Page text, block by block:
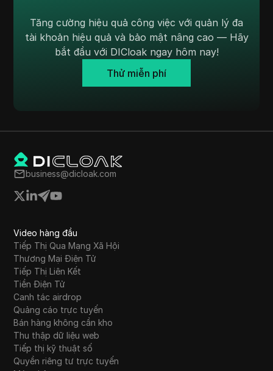
Venmo
Vimeo
WeChat
Western Union
WhatsApp Business
Wish
Yahoo Gemini
YouTube
YouTube Premium
Zalando
Zelle
Tăng cường hiệu quả công việc với quản lý đa
tài khoản hiệu quả và bảo mật nâng cao — Hãy
bắt đầu với DICloak ngay hôm nay!
Thử miễn phí
business@dicloak.com
Video hàng đầu
Tiếp Thị Qua Mạng Xã Hội
Thương Mại Điện Tử
Tiếp Thị Liên Kết
Tiền Điện Tử
Canh tác airdrop
Quảng cáo trực tuyến
Bán hàng không cần kho
Thu thập dữ liệu web
Tiếp thị kỹ thuật số
Quyền riêng tư trực tuyến